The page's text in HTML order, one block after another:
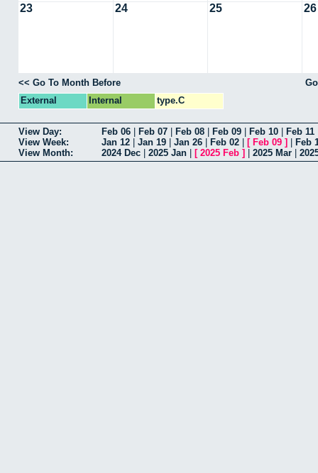
23 24 25 26
<< Go To Month Before
External
Internal type.C
View Day: Feb 06 Feb 07 Feb 08 Feb 09 Feb 10 Feb 11
View Week:
Jan 12 Jan 19 Jan 26 Feb 02 [ Feb 09 ]
Feb
View Month:
2024 Dec 2025 Jan [ 2025 Feb ] 2025 Mar